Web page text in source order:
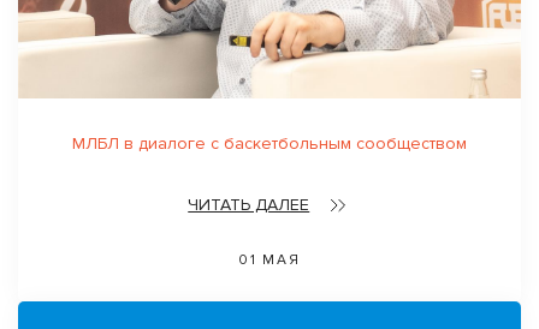
МЛБЛ в диалоге с баскетбольным сообществом
ЧИТАТЬ ДАЛЕЕ
01 МАЯ